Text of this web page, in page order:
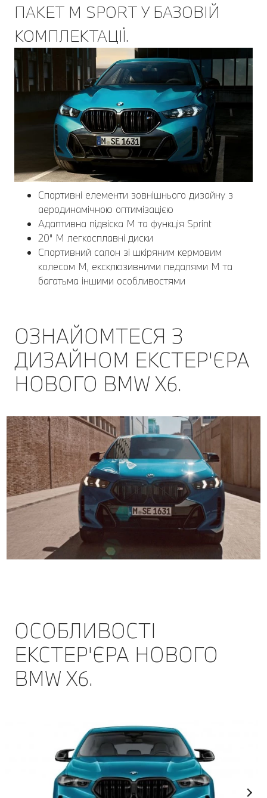
ПАКЕТ M SPORT У БАЗОВІЙ
КОМПЛЕКТАЦІЇ.
Спортивні елементи зовнішнього дизайну з
аеродинамічною оптимізацією
Адаптивна підвіска M та функція Sprint
20" M легкосплавні диски
Спортивний салон зі шкіряним кермовим
колесом M, ексклюзивними педалями M та
багатьма іншими особливостями
ОЗНАЙОМТЕСЯ З
ДИЗАЙНОМ ЕКСТЕР'ЄРА
НОВОГО BMW X6.
ОСОБЛИВОСТІ
ЕКСТЕР'ЄРА НОВОГО
BMW X6.